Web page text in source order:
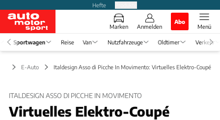
Hefte
Marken Anmelden
Abo
Menü
Sportwagen Reise Van Nutzfahrzeuge Oldtimer Verkehr
E-Auto Italdesign Asso di Picche In Movimento: Virtuelles Elektro-Coupé
ITALDESIGN ASSO DI PICCHE IN MOVIMENTO
Virtuelles Elektro-Coupé